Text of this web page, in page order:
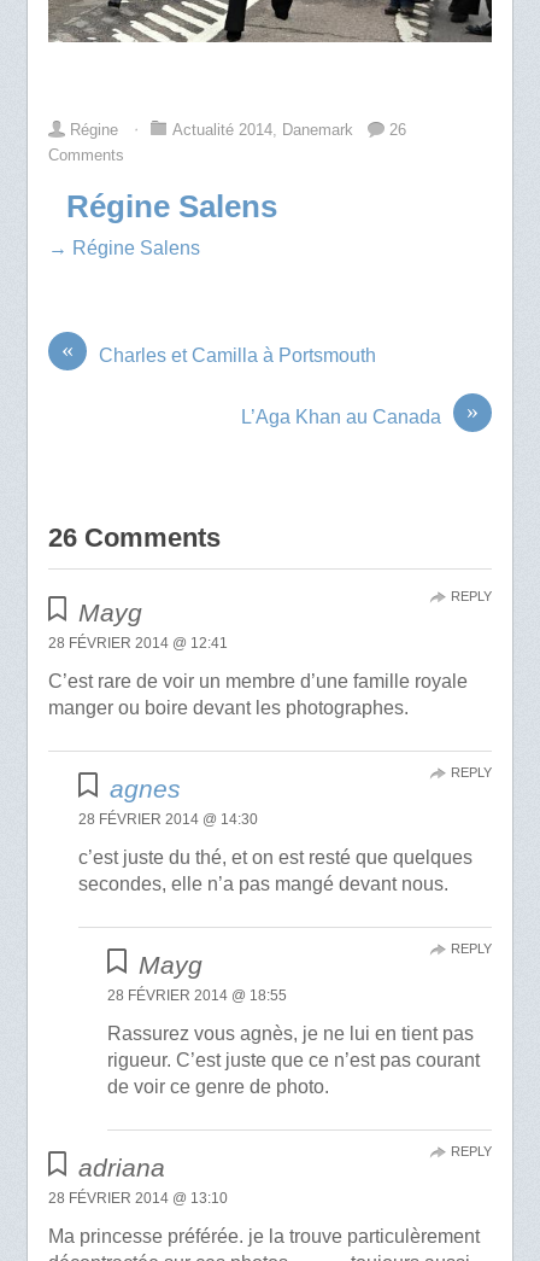
Régine ⋅ Actualité 2014, Danemark
26
Comments
Régine Salens
→ Régine Salens
« Charles et Camilla à Portsmouth
»
L’Aga Khan au Canada
26 Comments
Mayg
28 FÉVRIER 2014 @ 12:41
C’est rare de voir un membre d’une famille royale
manger ou boire devant les photographes.
REPLY
agnes
28 FÉVRIER 2014 @ 14:30
c’est juste du thé, et on est resté que quelques
secondes, elle n’a pas mangé devant nous.
REPLY
Mayg
28 FÉVRIER 2014 @ 18:55
Rassurez vous agnès, je ne lui en tient pas
rigueur. C’est juste que ce n’est pas courant
de voir ce genre de photo.
REPLY
adriana
28 FÉVRIER 2014 @ 13:10
Ma princesse préférée. je la trouve particulèrement
REPLY